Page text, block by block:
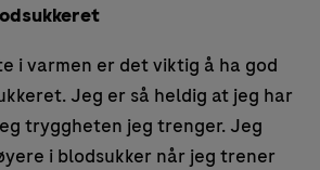
i varmen er det viktig å ha god
Jeg er så heldig at jeg har
tryggheten jeg trenger. Jeg
i blodsukker når jeg trener